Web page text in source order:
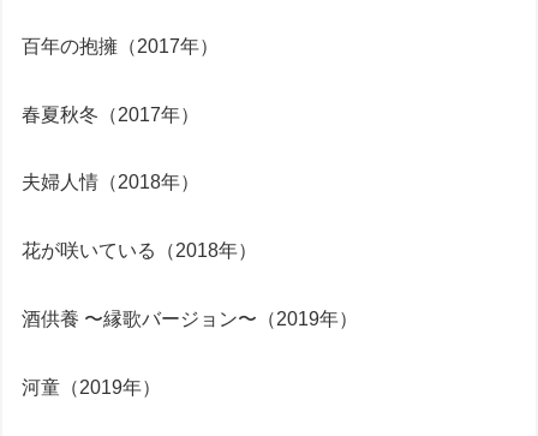
百年の抱擁（2017年）
春夏秋冬（2017年）
夫婦人情（2018年）
花が咲いている（2018年）
酒供養 〜縁歌バージョン〜（2019年）
河童（2019年）